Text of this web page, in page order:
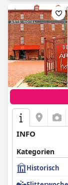
INFO
Kategorien
Historisch